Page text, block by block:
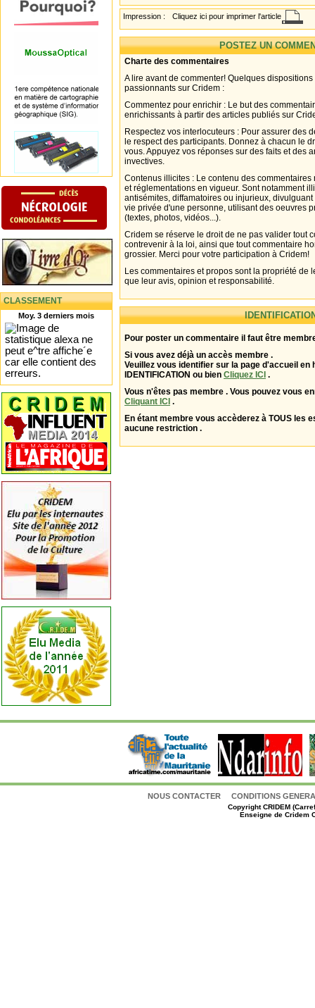
CLASSEMENT
Moy. 3 derniers mois
Impression : Cliquez ici pour imprimer l'article
POSTEZ UN
Charte des commentaires
A lire avant de commenter! Quelques
passionnants sur Cridem :
Commentez pour enrichir : Le but des
enrichissants à partir des articles publiés sur
Respectez vos interlocuteurs : Pour assurer des
le respect des participants. Donnez à chacun le
vous. Appuyez vos réponses sur des faits et des
invectives.
Contenus illicites : Le contenu des
et réglementations en vigueur. Sont notamment
antisémites, diffamatoires ou injurieux,
vie privée d'une personne, utilisant des oeuvres
(textes, photos, vidéos...).
Cridem se réserve le droit de ne pas valider tout
contrevenir à la loi, ainsi que tout commentaire
grossier. Merci pour votre participation à Cridem!
Les commentaires et propos sont la propriété de
que leur avis, opinion et responsabilité.
Pour poster un commentaire il faut être
Si vous avez déjà un accès membre .
Veuillez vous identifier sur la page d'accueil en
IDENTIFICATION ou bien Cliquez ICI .
Vous n'êtes pas membre . Vous pouvez vous
Cliquant ICI .
En étant membre vous accèderez à TOUS les
aucune restriction .
NOUS CONTACTER CONDITIONS
CopyrightCRIDEM
Enseigne de Cridem